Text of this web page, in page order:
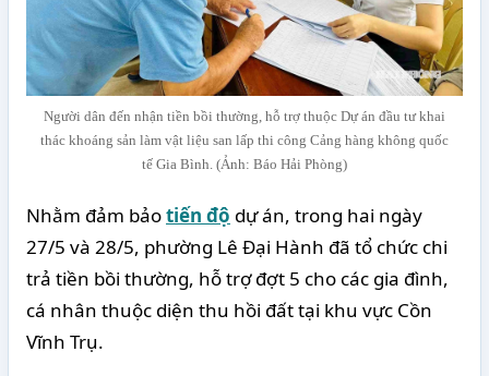
Người dân đến nhận tiền bồi thường, hỗ trợ thuộc Dự án đầu tư khai
thác khoáng sản làm vật liệu san lấp thi công Cảng hàng không quốc
tế Gia Bình. (Ảnh: Báo Hải Phòng)
Nhằm đảm bảotiến độ dự án, trong hai ngày
27/5 và 28/5, phường Lê Đại Hành đã tổ chức chi
trả tiền bồi thường, hỗ trợ đợt 5 cho các gia đình,
cá nhân thuộc diện thu hồi đất tại khu vực Cồn
Vĩnh Trụ.